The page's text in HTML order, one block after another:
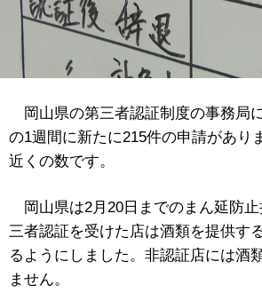
岡山県の第三者認証制度の事務局
の1週間に新たに215件の申請があり
近くの数です。
岡山県は2月20日までのまん延防
三者認証を受けた店は酒類を提供す
るようにしました。非認証店には酒
ません。